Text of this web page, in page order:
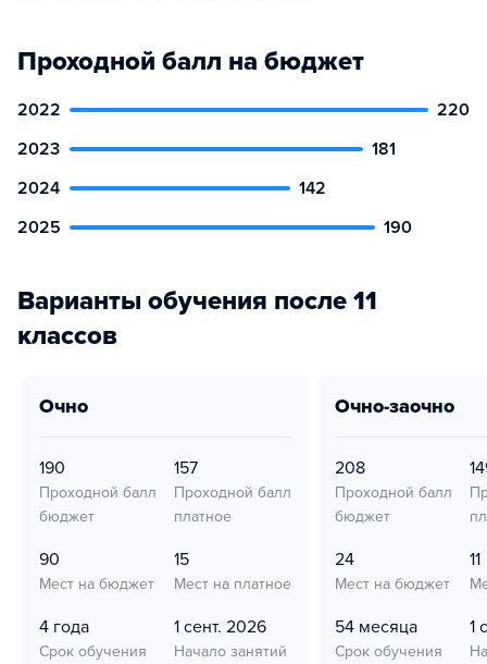
Проходной балл на бюджет
2022
220
2023
181
2024
142
2025
190
Варианты обучения после 11
классов
очно
190
Проходной балл
бюджет
157
Проходной балл
платное
90
Мест на бюджет
15
Мест на платное
4 года
Срок обучения
1 сент. 2026
Начало занятий
очно-заочно
208
Проходной балл
бюджет
24
Мест на бюджет
11
54 месяца
Срок обучения
1